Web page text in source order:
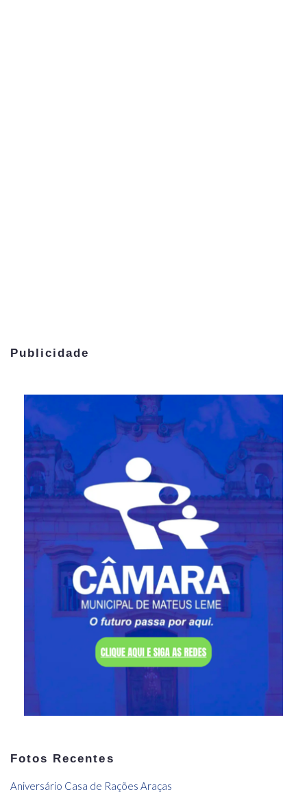
Publicidade
Fotos Recentes
Aniversário Casa de Rações Araças